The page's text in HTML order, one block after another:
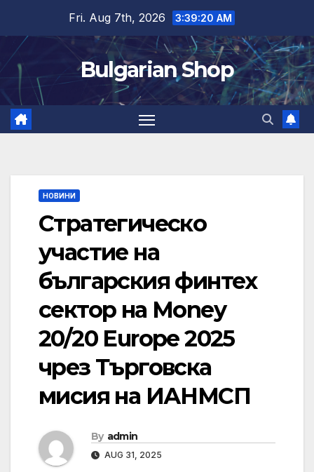
content
Fri. Aug 7th, 2026 3:39:21 AM
Bulgarian Shop
НОВИНИ
Стратегическо
участие на
българския финтех
сектор на Money
20/20 Europe 2025
чрез Търговска
мисия на ИАНМСП
By admin
AUG 31, 2025